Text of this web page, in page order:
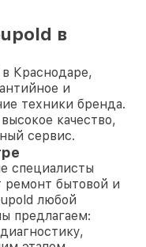
в
Краснодаре,
и
техники бренда.
качество,
сервис.
специалисты
ремонт бытовой и
любой
предлагаем: